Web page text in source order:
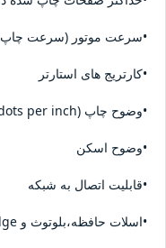
•سرعت موتور (سرعت
•کارتریج های استارتر
•وضوح چاپ (dots per inch)
•وضوح اسکن
•قابلیت اتصال به شبکه
•اسلات حافظه،بلوتوث و PictBridge